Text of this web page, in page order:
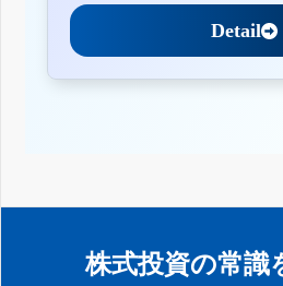
Detail
株式投資の常識